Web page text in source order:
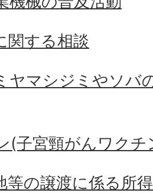
関する相談
ヤマシジミやソバ
(子宮頸がんワク
等の譲渡に係る所